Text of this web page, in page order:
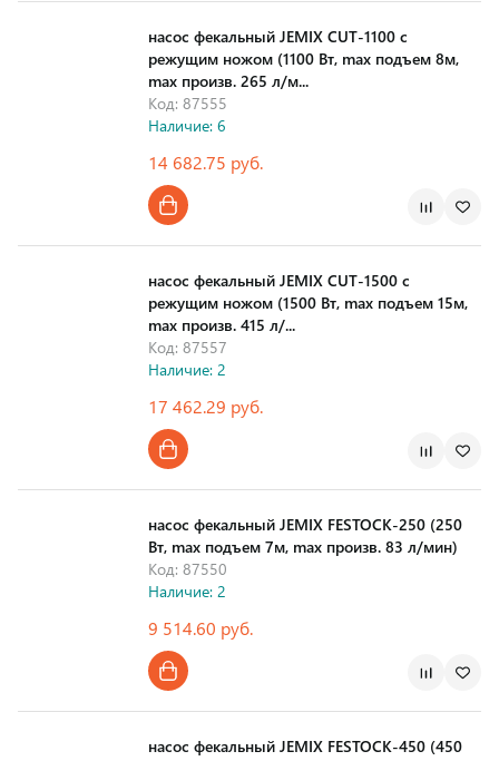
насос фекальный JEMIX CUT-1100 с
режущим ножом (1100 Вт, max подъем 8м,
max произв. 265 л/м...
Код: 87555
Наличие: 6
14 682.75 руб.
насос фекальный JEMIX CUT-1500 с
режущим ножом (1500 Вт, max подъем 15м,
max произв. 415 л/...
Код: 87557
Наличие: 2
17 462.29 руб.
насос фекальный JEMIX FESTOCK-250 (250
Вт, max подъем 7м, max произв. 83 л/мин)
Код: 87550
Наличие: 2
9 514.60 руб.
насос фекальный JEMIX FESTOCK-450 (450